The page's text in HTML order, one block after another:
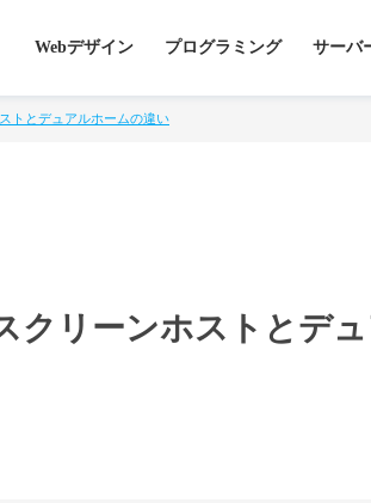
Webデザイン プログラミング サーバ
トとデュアルホームの違い
クリーンホストとデ